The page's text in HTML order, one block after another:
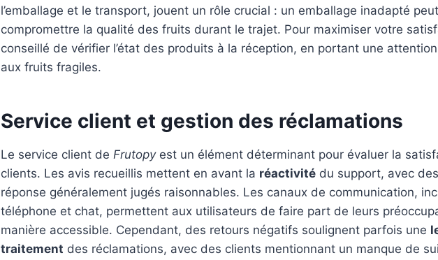
l’emballage et le transport, jouent un rôle crucial : un emballage inadapté peut
compromettre la qualité des fruits durant le trajet. Pour maximiser votre
conseillé de vérifier l’état des produits à la réception, en portant une
aux fruits fragiles.
Service client et gestion des réclamations
Le service client de Frutopyest un élément déterminant pour évaluer la
clients. Les avis recueillis mettent en avant la réactivité du support, avec
réponse généralement jugés raisonnables. Les canaux de communication,
téléphone et chat, permettent aux utilisateurs de faire part de leurs
manière accessible. Cependant, des retours négatifs soulignent parfois une
traitement des réclamations, avec des clients mentionnant un manque de